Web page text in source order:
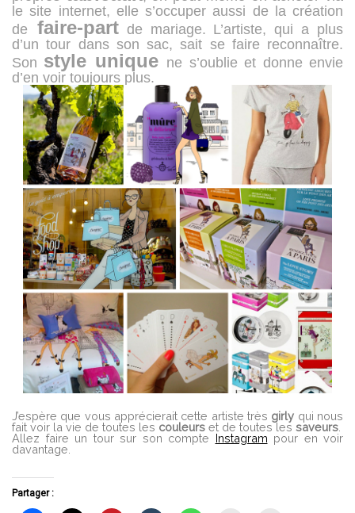
le site internet, elle s’occuper aussi de la création
de
faire-partde mariage. L’artiste, qui a plus
d’un tour dans son sac, sait se faire reconnaître.
Son style unique ne s’oublie et donne envie
d’en voir toujours plus.
J’espère que vous apprécierait cette artiste très girly qui nous
fait voir la vie de toutes les couleurs et de toutes les saveurs
Allez faire un tour sur son compte Instagram pour en voir
davantage.
Partager :